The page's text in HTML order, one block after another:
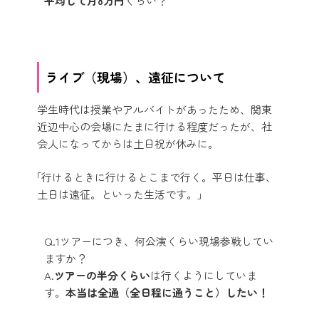
ライブ（現場）、遠征について
学生時代は授業やアルバイトがあったため、関東
近辺中心の会場にたまに行ける程度だったが、社
会人になってからは土日祝が休みに。
「行けるときに行けるとこまで行く。平日は仕事、
土日は遠征。といった生活です。」
Q.1ツアーにつき、何公演くらい現場参戦してい
ますか？
A.ツアーの半分くらいは行くようにしていま
す。 本当は全通（全日程に通うこと）したい！